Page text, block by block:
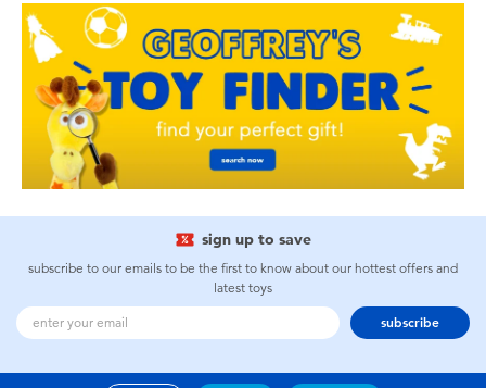
sign up to save
subscribe to our emails to be the first to know about our hottest offers and
latest toys
subscribe